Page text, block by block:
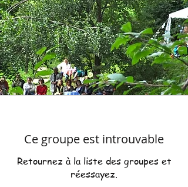
Ce groupe est introuvable
Retournez à la liste des groupes et
réessayez.